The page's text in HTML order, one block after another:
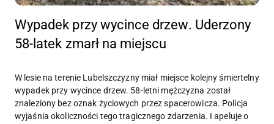
Wypadek przy wycince drzew. Uderzony
58-latek zmarł na miejscu
W lesie na terenie Lubelszczyzny miał miejsce kolejny śmiertelny
wypadek przy wycince drzew. 58-letni mężczyzna został
znaleziony bez oznak życiowych przez spacerowicza. Policja
wyjaśnia okoliczności tego tragicznego zdarzenia. I apeluje o